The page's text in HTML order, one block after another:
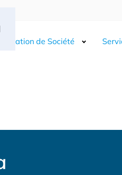
Création de Société